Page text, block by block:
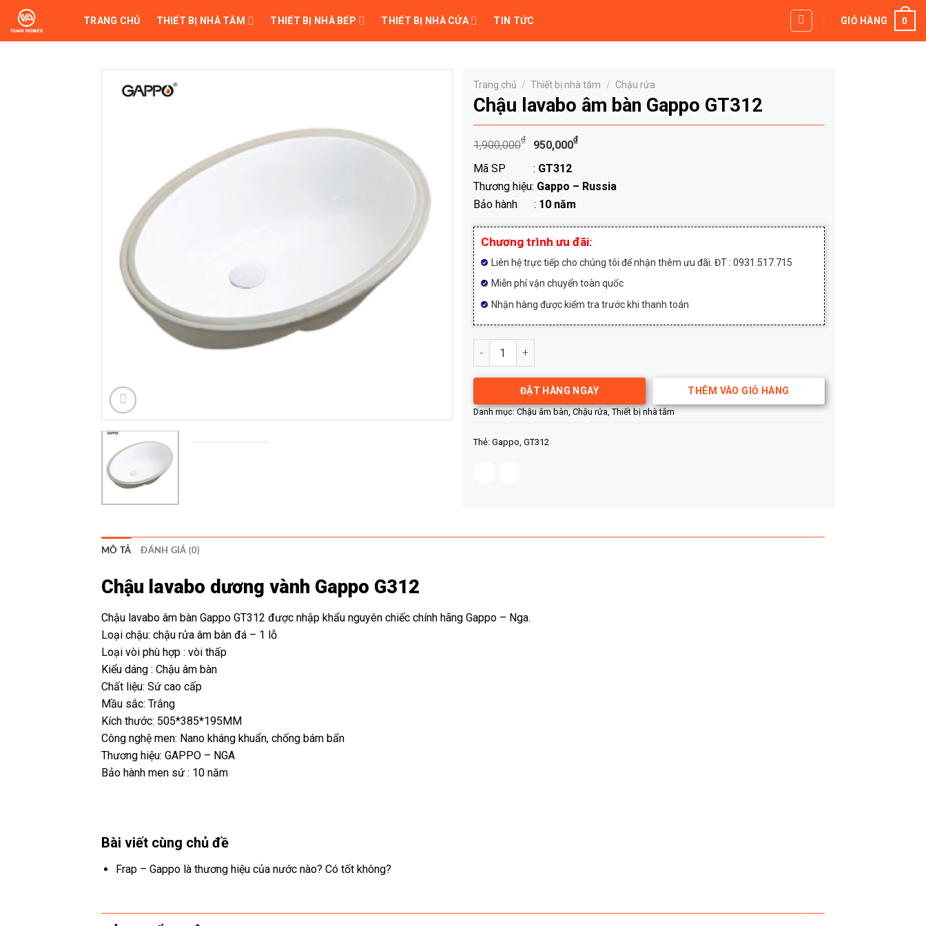
Skip
content
TRANG CHỦ THIẾT BỊ NHÀ TẮM THIẾT BỊ NHÀ BẾP THIẾT BỊ NHÀ CỬA TIN TỨC GIỎ HÀNG 0
Trang chủ / Thiết bị nhà tắm / Chậu rửa
Chậu lavabo âm bàn Gappo GT312
1,900,000₫
Giá
là:
1,900,000₫.
950,000₫Giá
là:
Mã SP : GT312
Thương hiệu: Gappo – Russia
Bảo hành : 10 năm
Chương trình ưu đãi:
Liên hệ trực tiếp cho chúng tôi để nhận thêm ưu đãi. ĐT : 0931.517.715
Miễn phí vận chuyển toàn quốc
Nhận hàng được kiểm tra trước khi thanh toán
Chậu lavabo âm bàn Gappo GT312 số lượng
THÊM VÀO GIỎ HÀNG
ĐẶT HÀNG NGAY
Danh mục:Chậu âm bàn,Chậu rửa,Thiết bị nhà tắm
Thẻ: Gappo, GT312
MÔ TẢ ĐÁNH GIÁ (0)
Chậu lavabo dương vành Gappo G312
Chậu lavabo âm bàn Gappo GT312 được nhập khẩu nguyên chiếc chính hãng Gappo – Nga.
Loại chậu: chậu rửa âm bàn đá – 1 lỗ
Loại vòi phù hợp : vòi thấp
Kiểu dáng : Chậu âm bàn
Chất liệu: Sứ cao cấp
Mầu sắc: Trắng
Kích thước: 505*385*195MM
Công nghệ men: Nano kháng khuẩn, chống bám bẩn
Thương hiệu: GAPPO – NGA
Bảo hành men sứ : 10 năm
Bài viết cùng chủ đề
Frap – Gappo là thương hiệu của nước nào? Có tốt không?